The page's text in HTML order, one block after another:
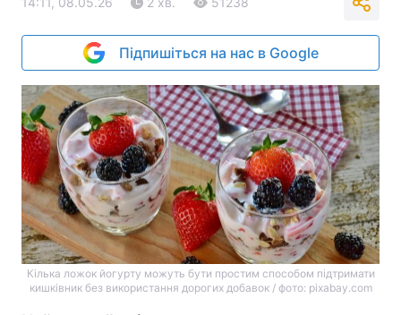
Підпишіться на нас в Google
Кілька ложок йогурту можуть бути простим способом підтримати
кишківник без використання дорогих добавок / фото: pixabay.com